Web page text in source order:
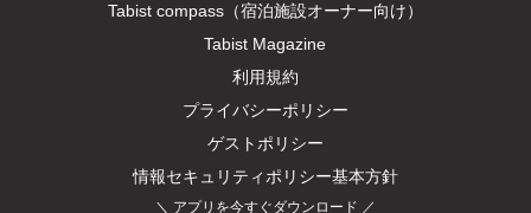
＼ アプリを今すぐダウンロード ／
Tabist compass（宿泊施設オーナー向け）
Tabist Magazine
利用規約
プライバシーポリシー
ゲストポリシー
情報セキュリティポリシー基本方針